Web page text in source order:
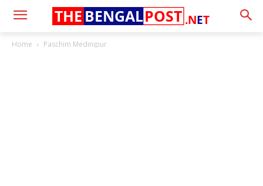
.NET
THE BENGALPOST
Home Paschim Medinipur